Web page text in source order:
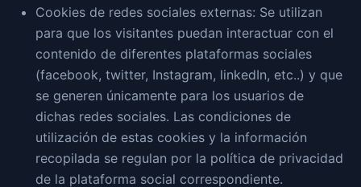
Cookies de redes sociales externas: Se utilizan
para que los visitantes puedan interactuar con el
contenido de diferentes plataformas sociales
(facebook, twitter, Instagram, linkedIn, etc..) y que
se generen únicamente para los usuarios de
dichas redes sociales. Las condiciones de
utilización de estas cookies y la información
recopilada se regulan por la política de privacidad
de la plataforma social correspondiente.